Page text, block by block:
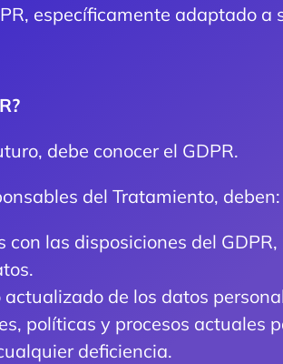
específicamente adaptado a
debe conocer el GDPR.
del Tratamiento, deben:
con las disposiciones del
de los datos
políticas y procesos actuales
deficiencia.